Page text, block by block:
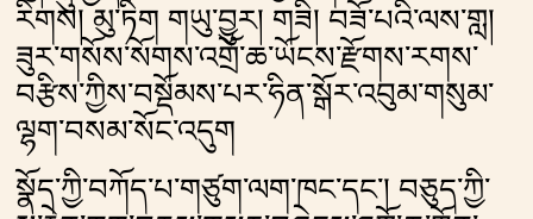
རིགས། མུ་ཏིག གཡུ་བྱུར། གཟི། བཟོ་པའི་ལས་གླ།
ཟུར་གསོས་སོགས་འགྲོ་ཆ་ཡོངས་རྫོགས་རགས་
བརྩིས་ཀྱིས་བསྡོམས་པར་ཧིན་སྒོར་འབུམ་གསུམ་
ལྷག་བསམ་སོང་འདུག
སྣོད་ཀྱི་བཀོད་པ་གཙུག་ལག་ཁང་དང༌། བཅུད་ཀྱི་